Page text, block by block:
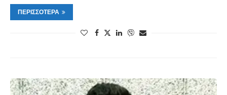
ΠΕΡΙΣΣΌΤΕΡΑ